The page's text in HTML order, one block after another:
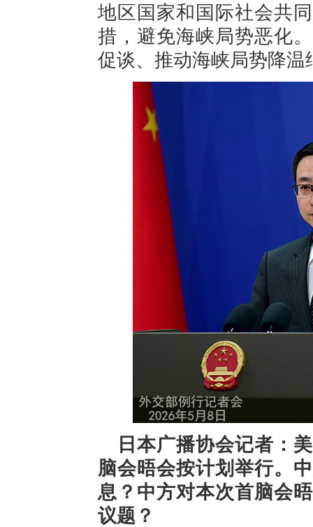
地区国家和国际社会共
措，避免海峡局势恶化
促谈、推动海峡局势降温
日本广播协会记者：
脑会晤会按计划举行。
息？中方对本次首脑会
议题？